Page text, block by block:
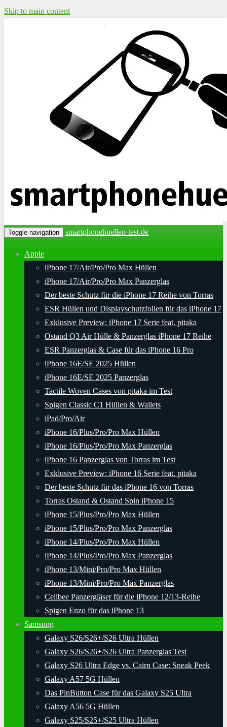
Skip to main content
Toggle navigation smartphonehuellen-test.de
Apple
iPhone 17/Air/Pro/Pro Max Hüllen
iPhone 17/Air/Pro/Pro Max Panzerglas
Der beste Schutz für die iPhone 17 Reihe von Torras
ESR Hüllen und Displayschutzfolien für das iPhone 17
Exklusive Preview: iPhone 17 Serie feat. pitaka
Ostand Q3 Air Hülle & Panzerglas iPhone 17 Reihe
ESR Panzerglas & Case für das iPhone 16 Pro
iPhone 16E/SE 2025 Hüllen
iPhone 16E/SE 2025 Panzerglas
Tactile Woven Cases von pitaka im Test
Spigen Classic C1 Hüllen & Wallets
iPad/Pro/Air
iPhone 16/Plus/Pro/Pro Max Hüllen
iPhone 16/Plus/Pro/Pro Max Panzerglas
iPhone 16 Panzerglas von Torras im Test
Exklusive Preview: iPhone 16 Serie feat. pitaka
Der beste Schutz für das iPhone 16 von Torras
Torras Ostand & Ostand Spin iPhone 15
iPhone 15/Plus/Pro/Pro Max Hüllen
iPhone 15/Plus/Pro/Pro Max Panzerglas
iPhone 14/Plus/Pro/Pro Max Hüllen
iPhone 14/Plus/Pro/Pro Max Panzerglas
iPhone 13/Mini/Pro/Pro Max Hüllen
iPhone 13/Mini/Pro/Pro Max Panzerglas
Cellbee Panzergläser für die iPhone 12/13-Reihe
Spigen Enzo für das iPhone 13
Samsung
Galaxy S26/S26+/S26 Ultra Hüllen
Galaxy S26/S26+/S26 Ultra Panzerglas Test
Galaxy S26 Ultra Edge vs. Cairn Case: Sneak Peek
Galaxy A57 5G Hüllen
Das PinButton Case für das Galaxy S25 Ultra
Galaxy A56 5G Hüllen
Galaxy S25/S25+/S25 Ultra Hüllen